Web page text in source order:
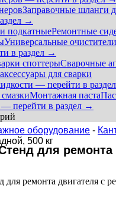
Заправочные шланги
→
подкатныеРемонтные
Универсальные
в раздел →
cпоттерыСварочные
для сварки
— перейти в
Монтажная паста
— перейти в раздел →
оборудование -
500 кг
для